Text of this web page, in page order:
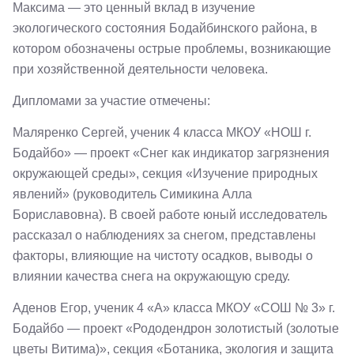
Максима — это ценный вклад в изучение
экологического состояния Бодайбинского района, в
котором обозначены острые проблемы, возникающие
при хозяйственной деятельности человека.
Дипломами за участие отмечены:
Маляренко Сергей, ученик 4 класса МКОУ «НОШ г.
Бодайбо» — проект «Снег как индикатор загрязнения
окружающей среды», секция «Изучение природных
явлений» (руководитель Симикина Алла
Бориславовна). В своей работе юный исследователь
рассказал о наблюдениях за снегом, представлены
факторы, влияющие на чистоту осадков, выводы о
влиянии качества снега на окружающую среду.
Аденов Егор, ученик 4 «А» класса МКОУ «СОШ № 3» г.
Бодайбо — проект «Рододендрон золотистый (золотые
цветы Витима)», секция «Ботаника, экология и защита